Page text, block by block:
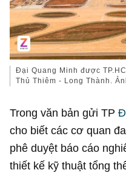
Đại Quang Minh được
Thủ Thiêm - Long Thành.
Trong văn bản gửi TP
cho biết các cơ quan
phê duyệt báo cáo
thiết kế kỹ thuật tổng